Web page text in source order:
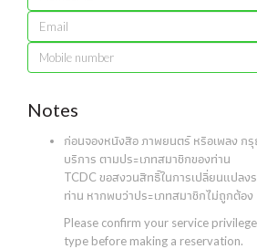
Notes
ก่อนจองหนังสือ ภาพยนตร์ หรือเพลง ก
บริการ ตามประเภทสมาชิกของท่าน
TCDC ขอสงวนสิทธิ์ในการเปลี่ยนแปลง
ท่าน หากพบว่าประเภทสมาชิกไม่ถูกต้อง
Please confirm your service
type before making a reservation.